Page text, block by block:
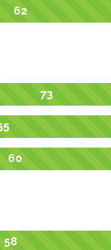
62
73
60
58